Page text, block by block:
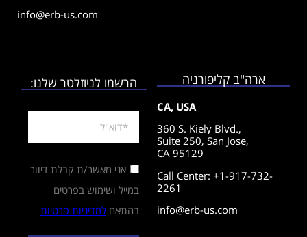
info@erb-us.com
ארה"ב קליפורניה
CA, USA
360 S. Kiely Blvd.,
Suite 250, San Jose,
CA 95129
Call Center: +1-917-732-
2261
info@erb-us.com
הרשמו לניוזלטר שלנו:
אני מאשר/ת קבלת דיוור
במייל ושימוש בפרטים
בהתאם למדיניות פרטיות